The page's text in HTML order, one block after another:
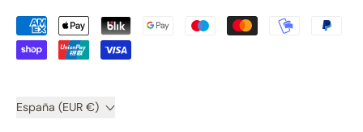
Pagos
aceptados
País/región España (EUR €)